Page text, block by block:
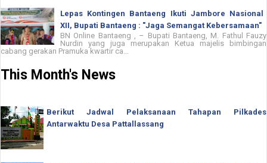
Lepas Kontingen Bantaeng Ikuti Jambore Nasional
XII, Bupati Bantaeng : "Jaga Semangat Kebersamaan"
BN Online Bantaeng , – Bupati Bantaeng, M. Fathul Fauzy
Nurdin yang juga merupakan Ketua majelis bimbingan
cabang gerakan Pramuka kwartir ca...
This Month's News
Berikut Jadwal Pelaksanaan Tahapan Pilkades
Antarwaktu Desa Pattallassang